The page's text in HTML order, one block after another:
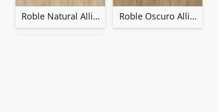
Roble Natural Alliston 40339Roble Oscuro Alliston